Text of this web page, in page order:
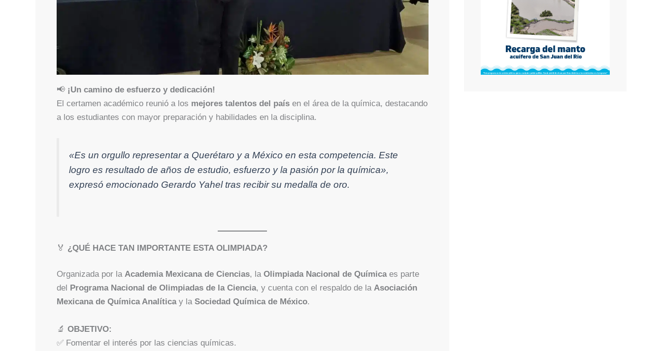
📢 ¡Un camino de esfuerzo y dedicación!
El certamen académico reunió a los mejores talentos del paísen el área de la química, destacando
a los estudiantes con mayor preparación y habilidades en la disciplina.
«Es un orgullo representar a Querétaro y a México en esta competencia. Este
logro es resultado de años de estudio, esfuerzo y la pasión por la química»,
expresó emocionado Gerardo Yahel tras recibir su medalla de oro.
🏅 ¿QUÉ HACE TAN IMPORTANTE ESTA OLIMPIADA?
Organizada por la Academia Mexicana de Ciencias, la Olimpiada Nacional de Químicaes parte
del
Programa Nacional de Olimpiadas de la Ciencia, y cuenta con el respaldo de la Asociación
Mexicana de Química Analíticay la Sociedad Química de México.
🔬 OBJETIVO:
✅ Fomentar el interés por las ciencias químicas.